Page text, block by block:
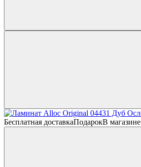
Бесплатная доставкаПодарокВ магазине